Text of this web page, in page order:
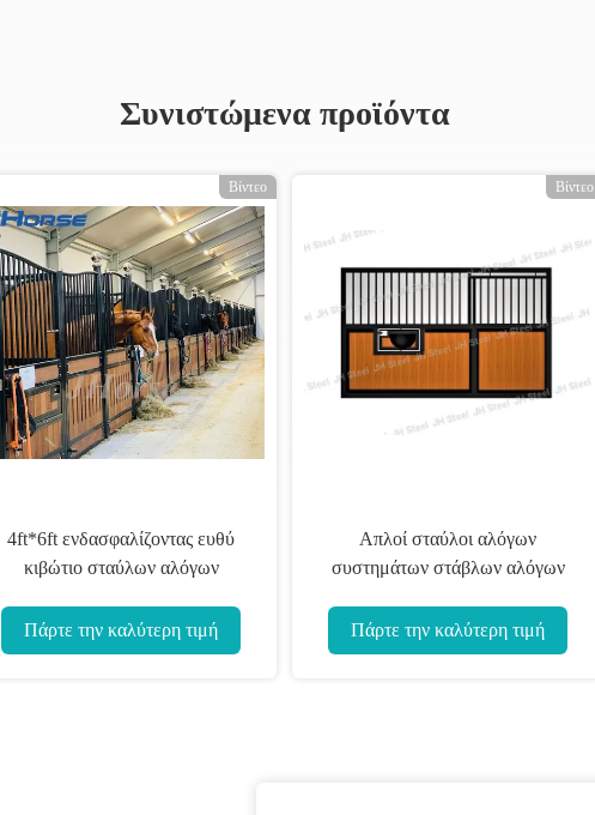
Συνιστώμενα προϊόντα
Βίντεο
4ft*6ft ενδασφαλίζοντας ευθύ
κιβώτιο σταύλων αλόγων
Πάρτε την καλύτερη τιμή
Βίντεο
Απλοί σταύλοι αλόγων
συστημάτων στάβλων αλόγων
συρόμενη πόρτα
Πάρτε την καλύτερη τιμή